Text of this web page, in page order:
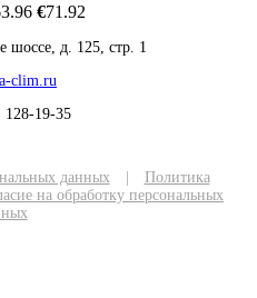
€71.92
шоссе, д. 125, стр. 1
clim.ru
128-19-35
данных
Политика
на обработку персональных